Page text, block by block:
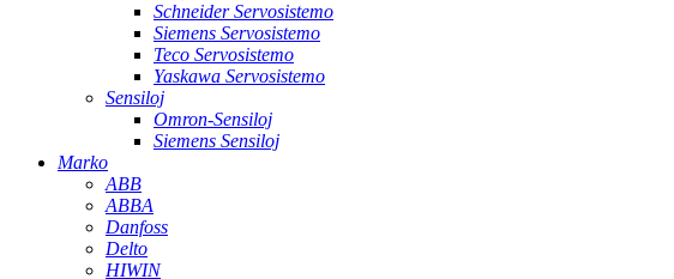
Schneider Servosistemo
Siemens Servosistemo
Teco Servosistemo
Yaskawa Servosistemo
Sensiloj
Omron-Sensiloj
Siemens Sensiloj
Marko
ABB
ABBA
Danfoss
Delto
HIWIN